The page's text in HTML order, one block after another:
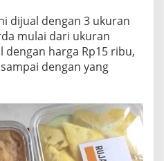
dijual dengan 3 ukuran
mulai dari ukuran
harga Rp15 ribu,
dengan yang